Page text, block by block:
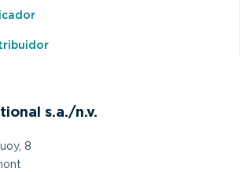
s.a./n.v.
8